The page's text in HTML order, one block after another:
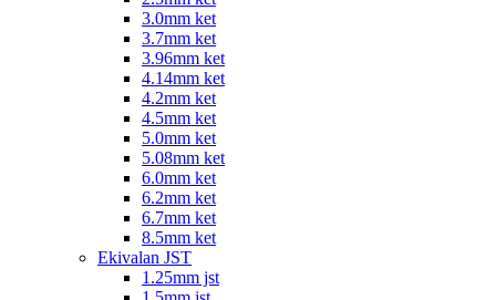
3.0mm ket
3.7mm ket
3.96mm ket
4.14mm ket
4.2mm ket
4.5mm ket
5.0mm ket
5.08mm ket
6.0mm ket
6.2mm ket
6.7mm ket
8.5mm ket
Ekivalan JST
1.25mm jst